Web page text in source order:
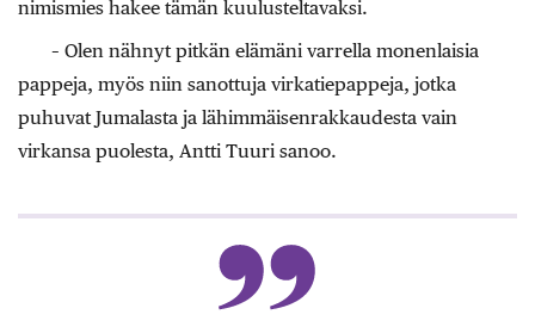
nimismies hakee tämän kuulusteltavaksi.
– Olen nähnyt pitkän elämäni varrella monenlaisia
pappeja, myös niin sanottuja virkatiepappeja, jotka
puhuvat Jumalasta ja lähimmäisenrakkaudesta vain
virkansa puolesta, Antti Tuuri sanoo.